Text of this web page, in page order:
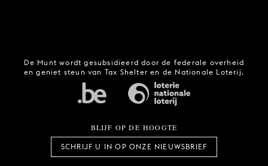
De Munt wordt gesubsidieerd door de federale overheid
en geniet steun van Tax Shelter en de Nationale Loterij.
BLIJF OP DE HOOGTE
SCHRIJF U IN OP ONZE NIEUWSBRIEF